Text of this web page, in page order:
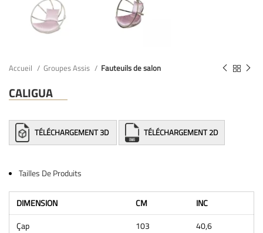
Accueil Groupes Assis Fauteuils de salon
CALIGUA
TÉLÉCHARGEMENT 3D TÉLÉCHARGEMENT 2D
Tailles De Produits
DIMENSION CM
INC
Çap
103
40,6